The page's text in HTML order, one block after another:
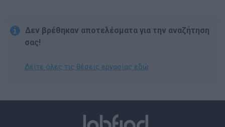
Δεν βρέθηκαν αποτελέσματα για την αναζήτηση
σας!
Δείτε όλες τις θέσεις εργασίας εδώ